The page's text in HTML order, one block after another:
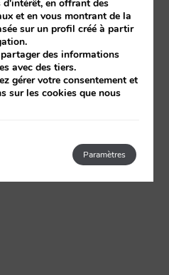
dans les assistants d’IA :
»
La clé pour le réparer
d'intérêt, en offrant des
et en vous montrant de la
sur un profil créé à partir
des informations
avec des tiers.
gérer votre consentement et
sur les cookies que nous
Paramètres